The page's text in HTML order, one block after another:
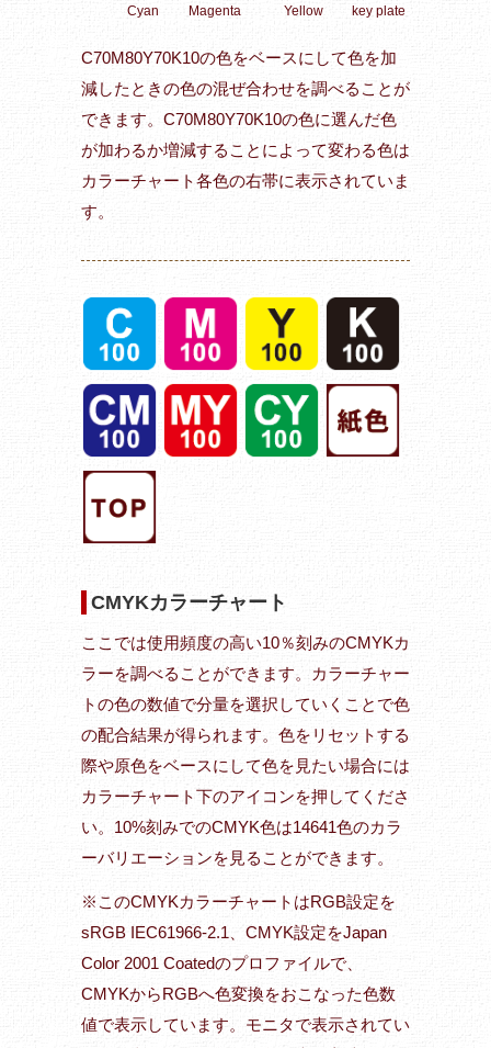
Cyan Magenta Yellow key plate
C70M80Y70K10の色をベースにして色を加
減したときの色の混ぜ合わせを調べることが
できます。C70M80Y70K10の色に選んだ色
が加わるか増減することによって変わる色は
カラーチャート各色の右帯に表示されていま
す。
CMYKカラーチャート
ここでは使用頻度の高い10％刻みのCMYKカ
ラーを調べることができます。カラーチャー
トの色の数値で分量を選択していくことで色
の配合結果が得られます。色をリセットする
際や原色をベースにして色を見たい場合には
カラーチャート下のアイコンを押してくださ
い。10%刻みでのCMYK色は14641色のカラ
ーバリエーションを見ることができます。
※このCMYKカラーチャートはRGB設定を
sRGB IEC61966-2.1、CMYK設定をJapan
Color 2001 Coatedのプロファイルで、
CMYKからRGBへ色変換をおこなった色数
値で表示しています。モニタで表示されてい